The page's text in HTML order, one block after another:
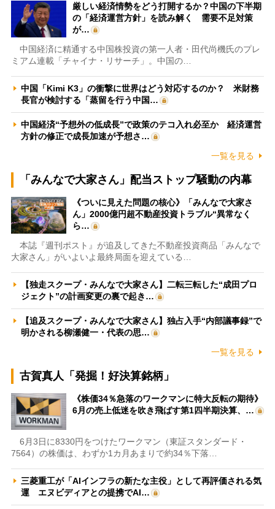
厳しい経済情勢をどう打開するか？中国の下半期
の「経済運営方針」を読み解く 需要不足対策
が…
中国経済に精通する中国株投資の第一人者・田代尚機氏のプレ
ミアム連載「チャイナ・リサーチ」。中国の…
中国「Kimi K3」の衝撃に世界はどう対応するのか？ 米財務
長官が検討する「蒸留を行う中国…
中国経済“予想外の低成長”で政策のテコ入れ必至か 経済運営
方針の修正で成長加速が予想さ…
一覧を見る
「みんなで大家さん」配当ストップ騒動の内幕
《ついに見えた問題の核心》「みんなで大家さ
ん」2000億円超不動産投資トラブル“異常なく
ら…
本誌『週刊ポスト』が追及してきた不動産投資商品「みんなで
大家さん」がいよいよ最終局面を迎えている…
【独走スクープ・みんなで大家さん】二転三転した“成田プロ
ジェクト”の計画変更の裏で起き…
【追及スクープ・みんなで大家さん】独占入手“内部議事録”で
明かされる柳瀬健一・代表の思…
一覧を見る
古賀真人「発掘！好決算銘柄」
《株価34％急落のワークマンに特大反転の期待》
6月の売上低迷を吹き飛ばす第1四半期決算、…
6月3日に8330円をつけたワークマン（東証スタンダード・
7564）の株価は、わずか1カ月あまりで約34％下落…
三菱重工が「AIインフラの新たな主役」として再評価される気
運 エヌビディアとの提携でAI…